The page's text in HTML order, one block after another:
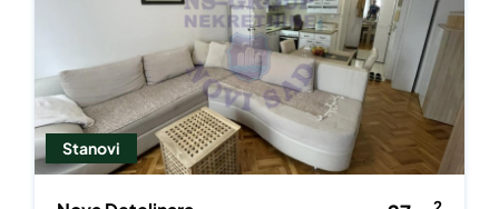
Stanovi